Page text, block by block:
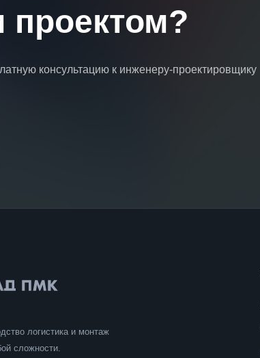
консультацию к инженеру-проектировщику
логистика и монтаж
сложности.